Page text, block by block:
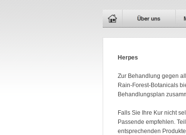
Herpes
Zur Behandlung gegen
Rain-Forest-Botanicals
Behandlungsplan
Falls Sie Ihre Kur nicht
Passende empfehlen.
entsprechenden